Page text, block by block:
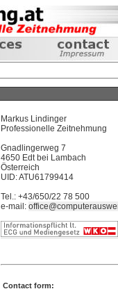
Markus Lindinger
Professionelle Zeitnehmung
Gnadlingerweg 7
4650 Edt bei Lambach
Österreich
UID: ATU61799414
Tel.: +43/650/22 78 500
e-mail:
Contact form: